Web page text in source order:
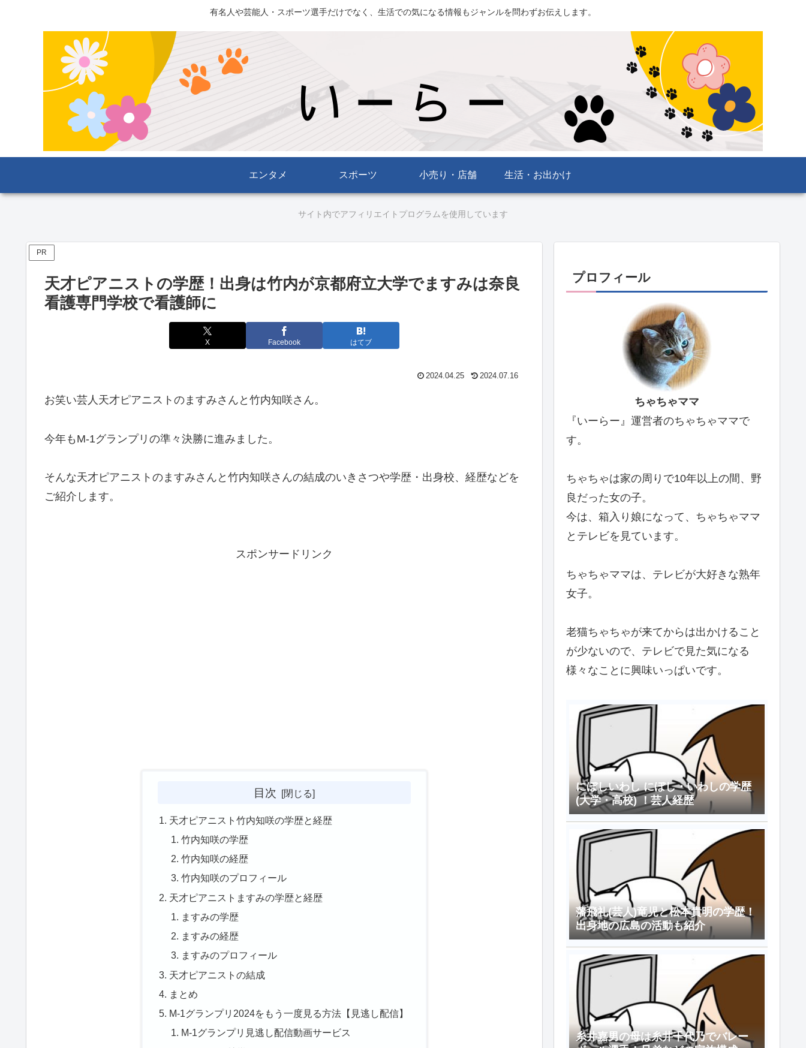
有名人や芸能人・スポーツ選手だけでなく、生活での気になる情報もジャンルを問わずお伝えします。
エンタメ スポーツ 小売り・店舗 生活・お出かけ
サイト内でアフィリエイトプログラムを使用しています
PR
天才ピアニストの学歴！出身は竹内が京都府立大学でますみは奈良
看護専門学校で看護師に
X Facebook はてブ
2024.04.25 2024.07.16
お笑い芸人天才ピアニストのますみさんと竹内知咲さん。
今年もM-1グランプリの準々決勝に進みました。
そんな天才ピアニストのますみさんと竹内知咲さんの結成のいきさつや学歴・出身校、経歴などを
ご紹介します。
スポンサードリンク
目次
天才ピアニスト竹内知咲の学歴と経歴
竹内知咲の学歴
竹内知咲の経歴
竹内知咲のプロフィール
天才ピアニストますみの学歴と経歴
ますみの学歴
ますみの経歴
ますみのプロフィール
天才ピアニストの結成
まとめ
M-1グランプリ2024をもう一度見る方法【見逃し配信】
M-1グランプリ見逃し配信動画サービス
プロフィール
ちゃちゃママ
『いーらー』運営者のちゃちゃママで
す。
ちゃちゃは家の周りで10年以上の間、野
良だった女の子。
今は、箱入り娘になって、ちゃちゃママ
とテレビを見ています。
ちゃちゃママは、テレビが大好きな熟年
女子。
老猫ちゃちゃが来てからは出かけること
が少ないので、テレビで見た気になる
様々なことに興味いっぱいです。
にぼしいわし にぼし・いわしの学歴
(大学・高校) ！芸人経歴
藩飛礼(芸人)竜児と松本貴明の学歴！
出身地の広島の活動も紹介
糸井嘉男の母は糸井千代乃でバレー